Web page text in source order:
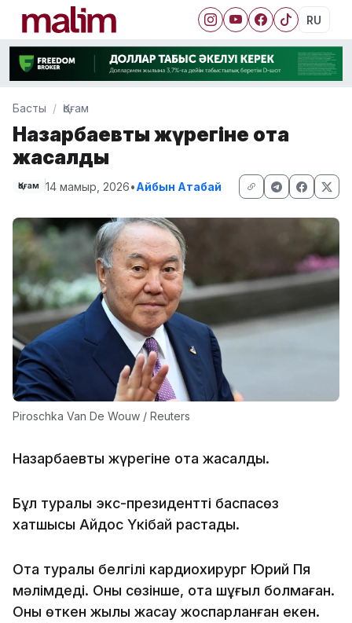
RU
Басты Қоғам
Назарбаевтың жүрегіне ота
жасалды
Қоғам 14 мамыр, 2026•Айбын Атабай
Piroschka Van De Wouw / Reuters
Назарбаевтың жүрегіне ота жасалды.
Бұл туралы экс-президенттің баспасөз
хатшысы Айдос Үкібай растады.
Ота туралы белгілі кардиохирург Юрий Пя
мәлімдеді. Оның сөзінше, ота шұғыл болмаған.
Оны өткен жылы жасау жоспарланған екен.